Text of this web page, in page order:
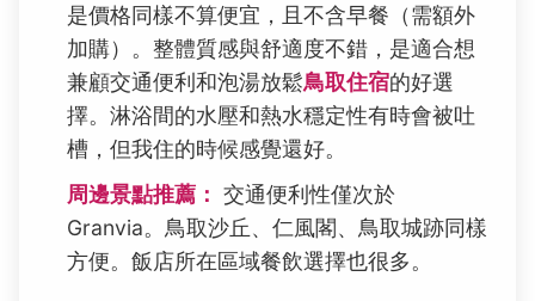
是價格同樣不算便宜，且不含早餐（需額外
加購）。整體質感與舒適度不錯，是適合想
兼顧交通便利和泡湯放鬆鳥取住宿的好選
擇。淋浴間的水壓和熱水穩定性有時會被吐
槽，但我住的時候感覺還好。
周邊景點推薦： 交通便利性僅次於
Granvia。鳥取沙丘、仁風閣、鳥取城跡同樣
方便。飯店所在區域餐飲選擇也很多。